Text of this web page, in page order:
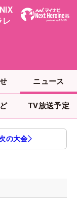
レ
ニュース
TV放送予定
の大会